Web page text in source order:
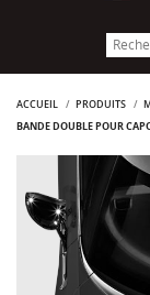
ACCUEIL PRODUITS
BANDE DOUBLE POUR